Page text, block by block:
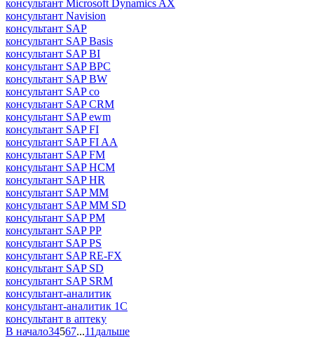
консультант Microsoft Dynamics AX
консультант Navision
консультант SAP
консультант SAP Basis
консультант SAP BI
консультант SAP BPC
консультант SAP BW
консультант SAP co
консультант SAP CRM
консультант SAP ewm
консультант SAP FI
консультант SAP FI AA
консультант SAP FM
консультант SAP HCM
консультант SAP HR
консультант SAP MM
консультант SAP MM SD
консультант SAP PM
консультант SAP PP
консультант SAP PS
консультант SAP RE-FX
консультант SAP SD
консультант SAP SRM
консультант-аналитик
консультант-аналитик 1С
консультант в аптеку
В начало34567...11 дальше